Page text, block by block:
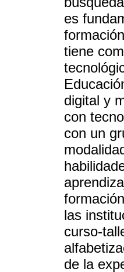
es
tiene
digital y
con
con un
las
curso-
de la